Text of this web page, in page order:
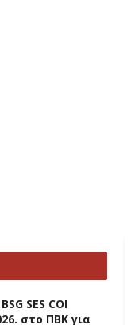
SES COI
στο ΠΒΚ για